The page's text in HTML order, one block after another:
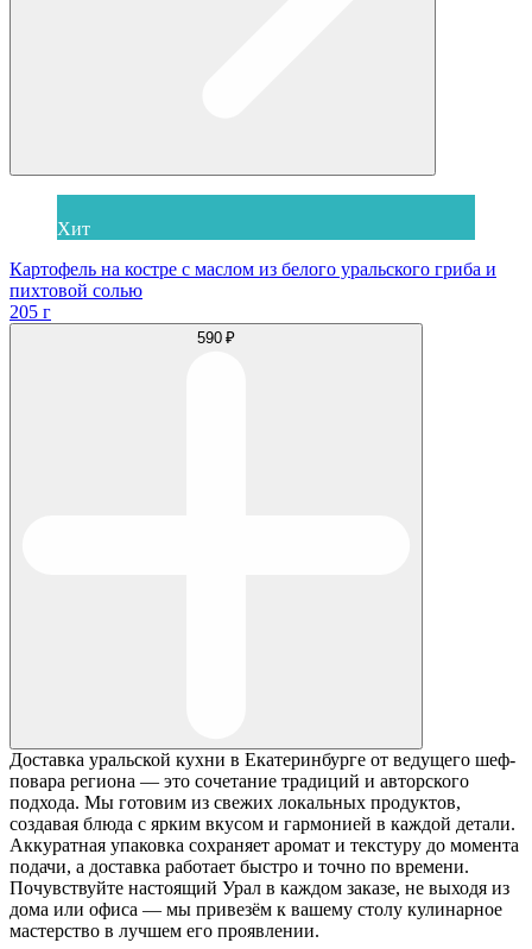
Хит
Картофель на костре с маслом из белого уральского гриба и
пихтовой солью
205 г
590 ₽
Доставка уральской кухни в Екатеринбурге от ведущего шеф-
повара региона — это сочетание традиций и авторского
подхода. Мы готовим из свежих локальных продуктов,
создавая блюда с ярким вкусом и гармонией в каждой детали.
Аккуратная упаковка сохраняет аромат и текстуру до момента
подачи, а доставка работает быстро и точно по времени.
Почувствуйте настоящий Урал в каждом заказе, не выходя из
дома или офиса — мы привезём к вашему столу кулинарное
мастерство в лучшем его проявлении.